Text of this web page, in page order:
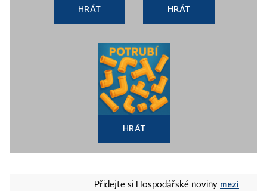
HRÁT HRÁT
HRÁT
Přidejte si Hospodářské noviny mezi